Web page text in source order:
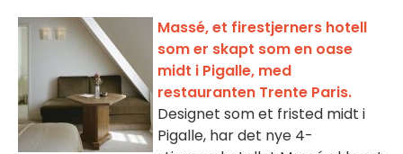
Massé, et firestjerners hotell
som er skapt som en oase
midt i Pigalle, med
restauranten Trente Paris.
Designet som et fristed midt i
Pigalle, har det nye 4-